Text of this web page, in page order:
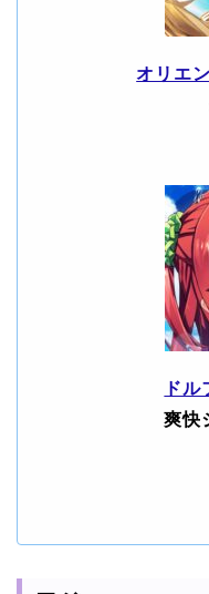
オリエ
ド
爽快